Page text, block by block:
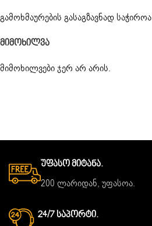
Მიმოხილვა
მიმოხილვები ჯერ არ არის.
გამოხმაურების გასაგზავნად საჭიროა
Უფასო Მიტანა.
200 ლარიდან, უფასოა.
24/7 Საპორტი.